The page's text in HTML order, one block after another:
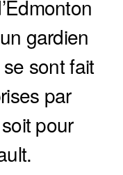
gardien
sont fait
par
pour